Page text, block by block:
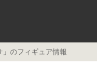
」のフィギュア情報